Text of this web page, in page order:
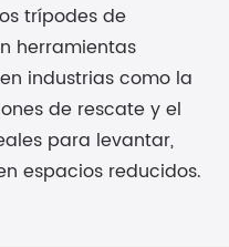
trípodes de
herramientas
industrias como la
de rescate y el
para levantar,
espacios reducidos.